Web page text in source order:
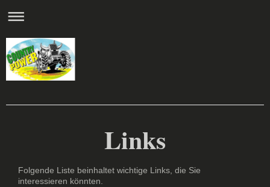
Links
Folgende Liste beinhaltet wichtige Links, die Sie
interessieren könnten.